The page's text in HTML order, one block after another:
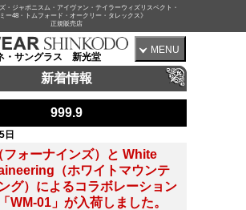
・ジャポニスム・アイヴァン・テイラーウィズリスペクト・
ミー48・トムフォード・オークリー・タレックス》
正規販売店
・サングラス 新光堂
MENU
新着情報
999.9
日
フォーナインズ）と White
（ホワイトマウンテ
グ）によるコラボレーション
WM-01」が入荷しました。